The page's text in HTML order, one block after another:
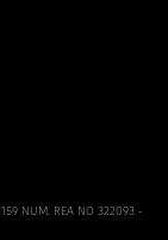
NUM. REA NO 322093 -